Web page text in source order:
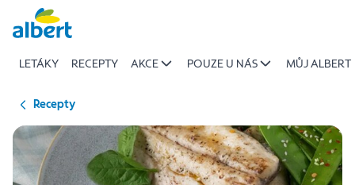
Přeskočit
LETÁKY RECEPTY AKCE POUZE U NÁS MŮJ ALBERT
Recepty